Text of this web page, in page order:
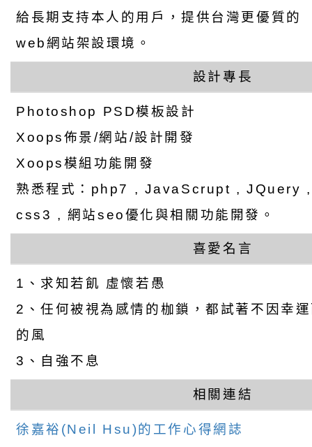
給長期支持本人的用戶，提供台灣更優質的
web網站架設環境。
設計專長
Photoshop PSD模板設計
Xoops佈景/網站/設計開發
Xoops模組功能開發
熟悉程式：php7 , JavaScrupt , JQuery
css3 , 網站seo優化與相關功能開發。
喜愛名言
1、求知若飢 虛懷若愚
2、任何被視為感情的枷鎖，都試著不因幸
的風
3、自強不息
相關連結
徐嘉裕(Neil Hsu)的工作心得網誌